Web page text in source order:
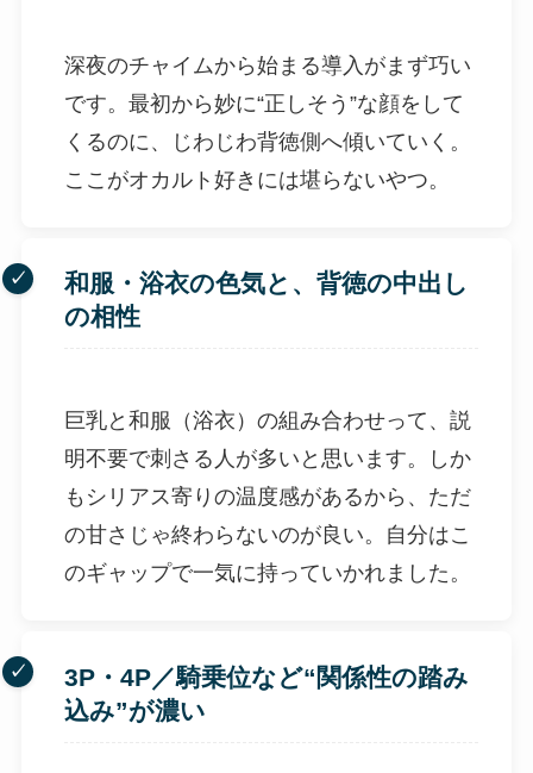
深夜のチャイムから始まる導入がまず巧い
です。最初から妙に“正しそう”な顔をして
くるのに、じわじわ背徳側へ傾いていく。
ここがオカルト好きには堪らないやつ。
和服・浴衣の色気と、背徳の中出し
の相性
巨乳と和服（浴衣）の組み合わせって、説
明不要で刺さる人が多いと思います。しか
もシリアス寄りの温度感があるから、ただ
の甘さじゃ終わらないのが良い。自分はこ
のギャップで一気に持っていかれました。
3P・4P／騎乗位など“関係性の踏み
込み”が濃い